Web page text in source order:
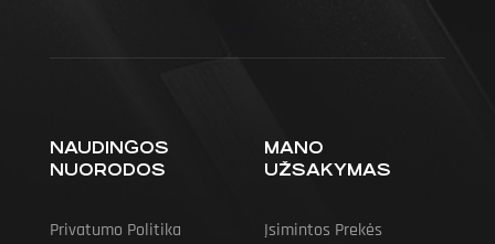
NAUDINGOS
NUORODOS
Privatumo Politika
MANO
UŽSAKYMAS
Įsimintos Prekės